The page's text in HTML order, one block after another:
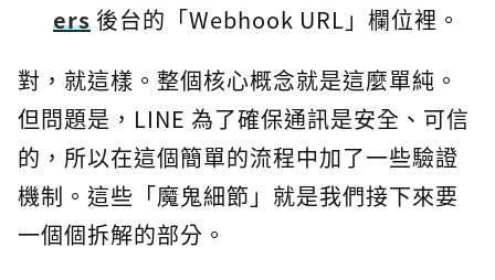
ers後台的「Webhook URL」欄位裡。
對，就這樣。整個核心概念就是這麼單純。
但問題是，LINE 為了確保通訊是安全、可信
的，所以在這個簡單的流程中加了一些驗證
機制。這些「魔鬼細節」就是我們接下來要
一個個拆解的部分。